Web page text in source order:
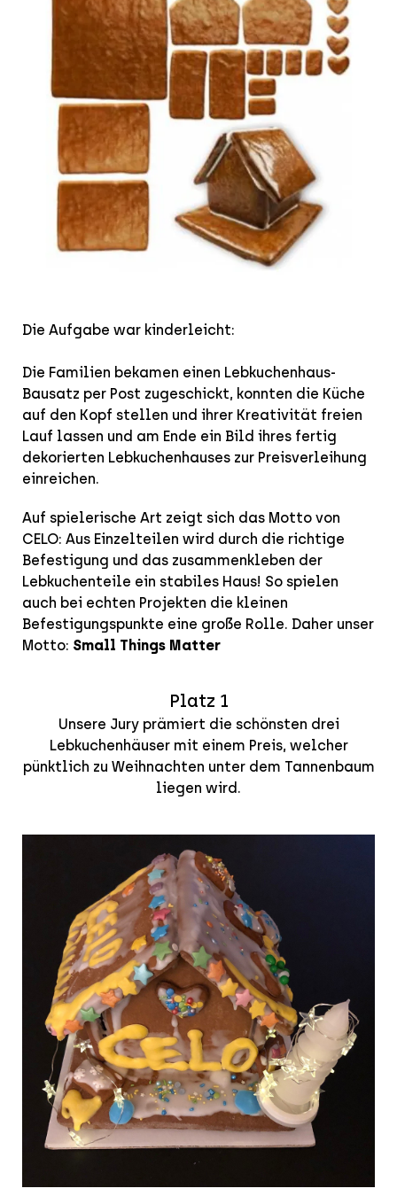
Die Aufgabe war kinderleicht:
Die Familien bekamen einen Lebkuchenhaus-
Bausatz per Post zugeschickt, konnten die Küche
auf den Kopf stellen und ihrer Kreativität freien
Lauf lassen und am Ende ein Bild ihres fertig
dekorierten Lebkuchenhauses zur Preisverleihung
einreichen.
Auf spielerische Art zeigt sich das Motto von
CELO: Aus Einzelteilen wird durch die richtige
Befestigung und das zusammenkleben der
Lebkuchenteile ein stabiles Haus! So spielen
auch bei echten Projekten die kleinen
Befestigungspunkte eine große Rolle. Daher unser
Motto: Small Things Matter
Platz 1
Unsere Jury prämiert die schönsten drei
Lebkuchenhäuser mit einem Preis, welcher
pünktlich zu Weihnachten unter dem Tannenbaum
liegen wird.